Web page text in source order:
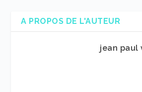
A PROPOS DE L'AUTEUR
jean paul